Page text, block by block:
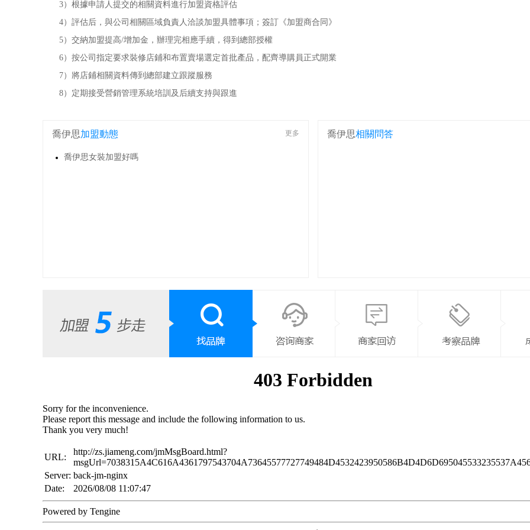
3）根據申請人提交的相關資料進行加盟資格評估
4）評估后，與公司相關區域負責人洽談加盟具體事項；簽訂《加盟商合同》
5）交納加盟提高/增加金，辦理完相應手續，得到總部授權
6）按公司指定要求裝修店鋪和布置賣場選定首批產品，配齊導購員正式開業
7）將店鋪相關資料傳到總部建立跟蹤服務
8）定期接受營銷管理系統培訓及后續支持與跟進
喬伊思加盟動態 更多
喬伊思女裝加盟好嗎
喬伊思相關問答